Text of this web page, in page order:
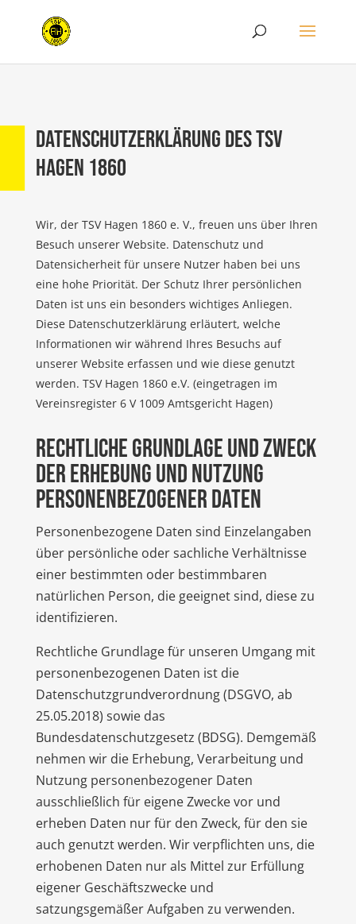
Datenschutzerklärung des TSV
Hagen 1860
Wir, der TSV Hagen 1860 e. V., freuen uns über Ihren
Besuch unserer Website. Datenschutz und
Datensicherheit für unsere Nutzer haben bei uns
eine hohe Priorität. Der Schutz Ihrer persönlichen
Daten ist uns ein besonders wichtiges Anliegen.
Diese Datenschutzerklärung erläutert, welche
Informationen wir während Ihres Besuchs auf
unserer Website erfassen und wie diese genutzt
werden. TSV Hagen 1860 e.V. (eingetragen im
Vereinsregister 6 V 1009 Amtsgericht Hagen)
Rechtliche Grundlage und Zweck
der Erhebung und Nutzung
personenbezogener Daten
Personenbezogene Daten sind Einzelangaben
über persönliche oder sachliche Verhältnisse
einer bestimmten oder bestimmbaren
natürlichen Person, die geeignet sind, diese zu
identifizieren.
Rechtliche Grundlage für unseren Umgang mit
personenbezogenen Daten ist die
Datenschutzgrundverordnung (DSGVO, ab
25.05.2018) sowie das
Bundesdatenschutzgesetz (BDSG). Demgemäß
nehmen wir die Erhebung, Verarbeitung und
Nutzung personenbezogener Daten
ausschließlich für eigene Zwecke vor und
erheben Daten nur für den Zweck, für den sie
auch genutzt werden. Wir verpflichten uns, die
erhobenen Daten nur als Mittel zur Erfüllung
eigener Geschäftszwecke und
satzungsgemäßer Aufgaben zu verwenden.